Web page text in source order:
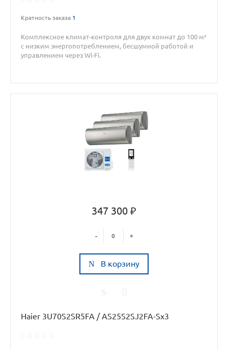
Кратность заказа 1
Комплексное климат-контроля для двух комнат до 100 м²
с низким энергопотреблением, бесшумной работой и
управлением через Wi-Fi.
347 300 ₽
- +
В корзину
Haier 3U70S2SR5FA / AS25S2SJ2FA-Sx3